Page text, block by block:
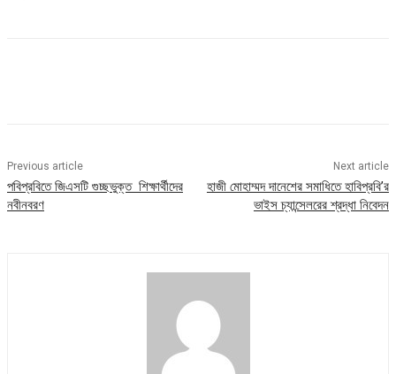
Previous article
পবিপ্রবিতে জিএসটি গুচ্ছভুক্ত শিক্ষার্থীদের
নবীনবরণ
Next article
হাজী মোহাম্মদ দানেশের সমাধিতে হাবিপ্রবি’র
ভাইস চ্যান্সেলরের শ্রদ্ধা নিবেদন